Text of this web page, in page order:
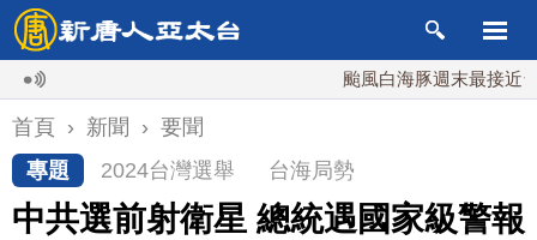
颱風白海豚週末最接近台灣
首頁 › 新聞 › 要聞
專題
2024台灣選舉 台海局勢
中共選前射衛星 總統遇國家級警報